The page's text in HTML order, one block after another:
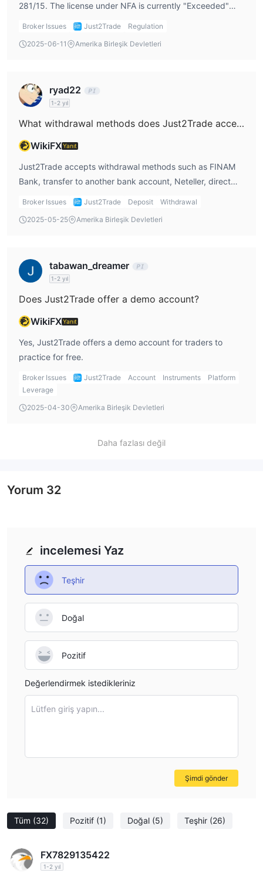
281/15. The license under NFA is currently "Exceeded"
with a license number of 0430385. Additionally, it holds
of 045-13961-020000.
Broker Issues Just2Trade
Regulation
2025-06-11
Amerika Birleşik Devletleri
ryad22
1-2 yıl
What withdrawal methods does Just2Trade accept?
WikiFXYanıt
Just2Trade accepts withdrawal methods such as FINAM
Bank, transfer to another bank account, Neteller, direct
payment in local currency (AstroPay), China UnionPay,
Broker Issues Just2Trade Deposit
Withdrawal
2025-05-25
Amerika Birleşik Devletleri
tabawan_dreamer
1-2 yıl
Does Just2Trade offer a demo account?
WikiFXYanıt
Yes, Just2Trade offers a demo account for traders to
practice for free.
Broker Issues Just2Trade Account Instruments
Platform
Leverage
2025-04-30
Amerika Birleşik Devletleri
Daha fazlası değil
Tüm (32) Pozitif (1) Doğal (5) Teşhir (26)
FX7829135422
1-2 yıl
incelemesi Yaz
Teşhir
Doğal
Pozitif
Değerlendirmek istedikleriniz
Lütfen giriş yapın...
Şimdi gönder
Yorum 32